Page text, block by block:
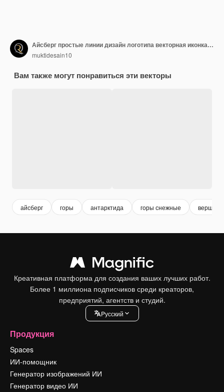
Айсберг простые линии дизайн логотипа векторная иконка символ графическая иллюстрация
muktidesain10
Вам также могут понравиться эти векторы
айсберг горы антарктида горы снежные
Креативная платформа для создания ваших лучших работ.
Более 1 миллиона подписчиков среди креаторов,
предприятий, агентств и студий.
Pусский
Продукция
Spaces
ИИ-помощник
Генератор изображений ИИ
Генератор видео ИИ